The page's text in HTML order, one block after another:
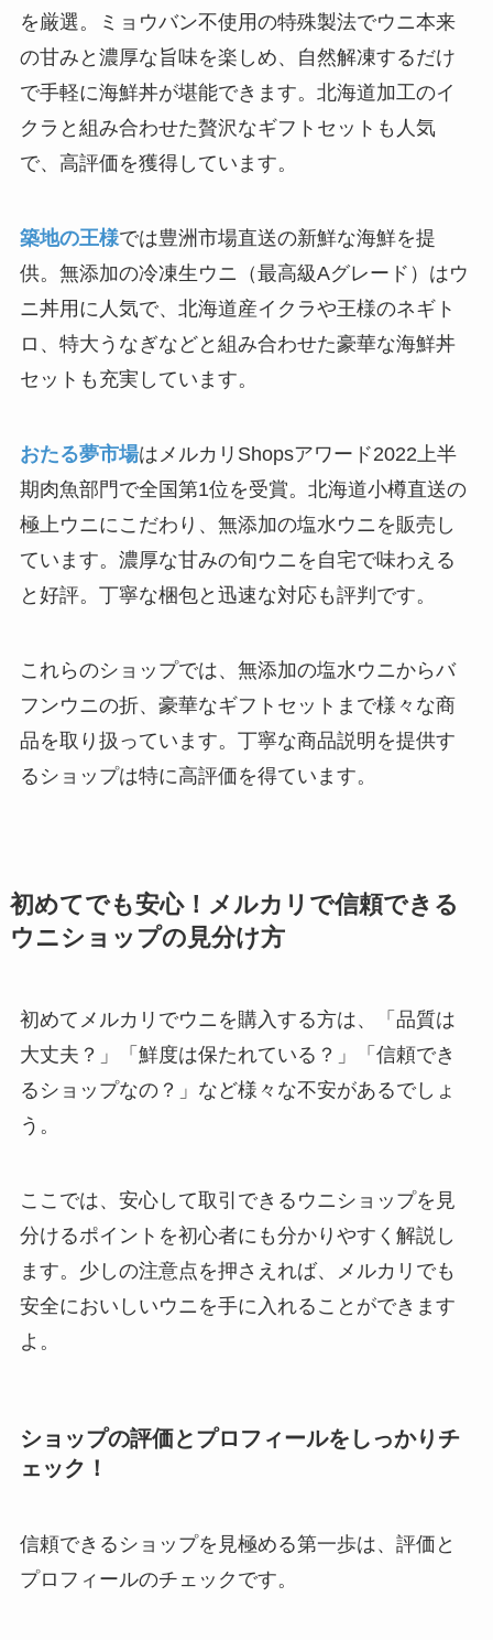
を厳選。ミョウバン不使用の特殊製法でウニ本来
の甘みと濃厚な旨味を楽しめ、自然解凍するだけ
で手軽に海鮮丼が堪能できます。北海道加工のイ
クラと組み合わせた贅沢なギフトセットも人気
で、高評価を獲得しています。
築地の王様では豊洲市場直送の新鮮な海鮮を提
供。無添加の冷凍生ウニ（最高級Aグレード）はウ
ニ丼用に人気で、北海道産イクラや王様のネギト
ロ、特大うなぎなどと組み合わせた豪華な海鮮丼
セットも充実しています。
おたる夢市場はメルカリShopsアワード2022上半
期肉魚部門で全国第1位を受賞。北海道小樽直送の
極上ウニにこだわり、無添加の塩水ウニを販売し
ています。濃厚な甘みの旬ウニを自宅で味わえる
と好評。丁寧な梱包と迅速な対応も評判です。
これらのショップでは、無添加の塩水ウニからバ
フンウニの折、豪華なギフトセットまで様々な商
品を取り扱っています。丁寧な商品説明を提供す
るショップは特に高評価を得ています。
初めてでも安心！メルカリで信頼できる
ウニショップの見分け方
初めてメルカリでウニを購入する方は、「品質は
大丈夫？」「鮮度は保たれている？」「信頼でき
るショップなの？」など様々な不安があるでしょ
う。
ここでは、安心して取引できるウニショップを見
分けるポイントを初心者にも分かりやすく解説し
ます。少しの注意点を押さえれば、メルカリでも
安全においしいウニを手に入れることができます
よ。
ショップの評価とプロフィールをしっかりチ
ェック！
信頼できるショップを見極める第一歩は、評価と
プロフィールのチェックです。